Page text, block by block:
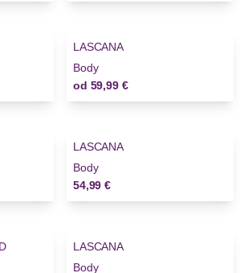
LASCANA
Body
od 59,99 €
LASCANA
Body
54,99 €
LASCANA
Body